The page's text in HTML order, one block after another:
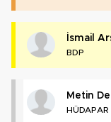
İsmail
BDP
Metin
HÜDAPAR